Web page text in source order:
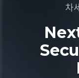
차
완벽한
국내외 제로트
클라우드 서
차